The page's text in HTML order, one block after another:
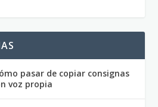
pasar de copiar consignas
voz propia